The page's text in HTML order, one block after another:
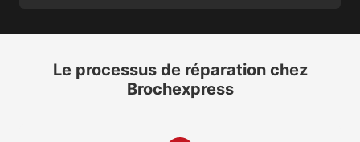
Le processus de réparation chez
Brochexpress